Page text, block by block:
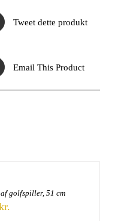
Tweet dette produkt
Email This Product
golfspiller, 51 cm